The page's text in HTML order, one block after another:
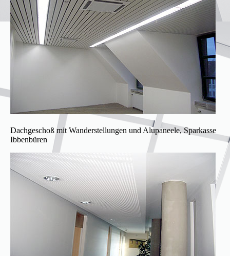
Dachgeschoß mit Wanderstellungen und Alupaneele, Sparkasse
Ibbenbüren